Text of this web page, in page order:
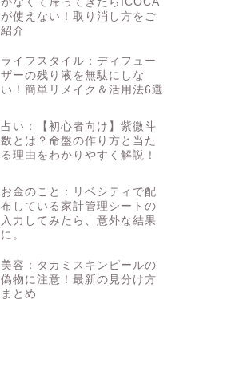
が使えない！取り消し方をご
紹介
ライフスタイル：ディフュー
ザーの残り液を無駄にしな
い！簡単リメイク＆活用法6選
占い：【初心者向け】紫微斗
数とは？命盤の作り方と当た
る理由をわかりやすく解説！
お金のこと：リベシティで配
布している家計管理シートの
入力してみたら、意外な結果
に。
美容：タカミスキンピールの
偽物に注意！最新の見分け方
まとめ